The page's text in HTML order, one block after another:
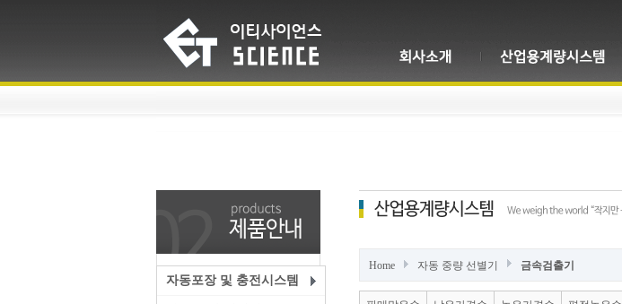
자동포장 및 충전시스템
Home 자동 중량 선별기 금속검출기